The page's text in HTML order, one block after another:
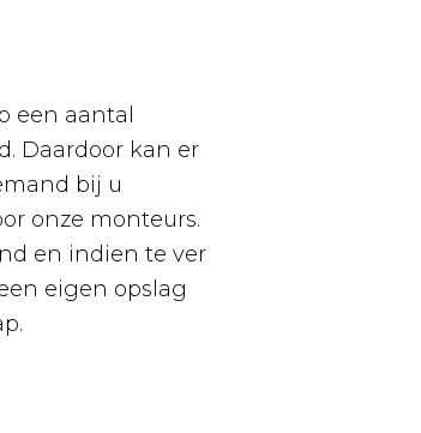
een aantal
Daardoor kan er
bij u
onze monteurs.
en indien te ver
eigen opslag